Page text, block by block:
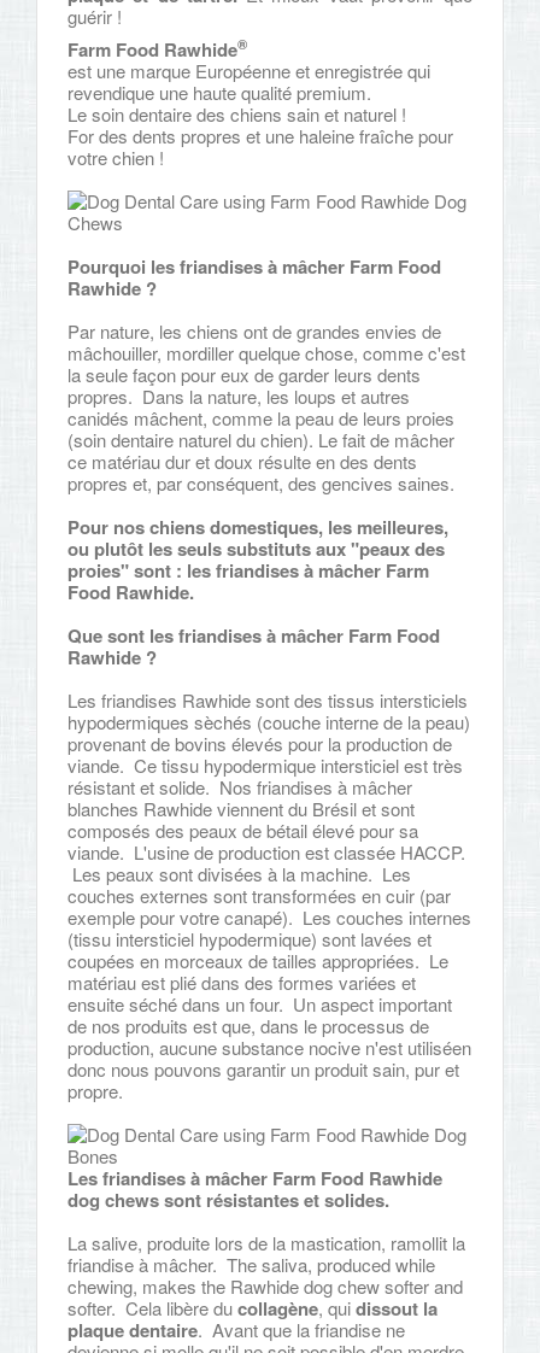
guérir !
Farm Food Rawhide®
est une marque Européenne et enregistrée qui
revendique une haute qualité premium.
Le soin dentaire des chiens sain et naturel !
For des dents propres et une haleine fraîche pour
votre chien !
Pourquoi les friandises à mâcher Farm Food
Rawhide ?
Par nature, les chiens ont de grandes envies de
mâchouiller, mordiller quelque chose, comme c'est
la seule façon pour eux de garder leurs dents
propres. Dans la nature, les loups et autres
canidés mâchent, comme la peau de leurs proies
(soin dentaire naturel du chien). Le fait de mâcher
ce matériau dur et doux résulte en des dents
propres et, par conséquent, des gencives saines.
Pour nos chiens domestiques, les meilleures,
ou plutôt les seuls substituts aux "peaux des
proies" sont : les friandises à mâcher Farm
Food Rawhide.
Que sont les friandises à mâcher Farm Food
Rawhide ?
Les friandises Rawhide sont des tissus intersticiels
hypodermiques sèchés (couche interne de la peau)
provenant de bovins élevés pour la production de
viande. Ce tissu hypodermique intersticiel est très
résistant et solide. Nos friandises à mâcher
blanches Rawhide viennent du Brésil et sont
composés des peaux de bétail élevé pour sa
viande. L'usine de production est classée HACCP.
Les peaux sont divisées à la machine. Les
couches externes sont transformées en cuir (par
exemple pour votre canapé). Les couches internes
(tissu intersticiel hypodermique) sont lavées et
coupées en morceaux de tailles appropriées. Le
matériau est plié dans des formes variées et
ensuite séché dans un four. Un aspect important
de nos produits est que, dans le processus de
production, aucune substance nocive n'est utiliséen
donc nous pouvons garantir un produit sain, pur et
propre.
Les friandises à mâcher Farm Food Rawhide
dog chews sont résistantes et solides.
La salive, produite lors de la mastication, ramollit la
friandise à mâcher. The saliva, produced while
chewing, makes the Rawhide dog chew softer and
softer. Cela libère ducollagène, quidissout la
plaque dentaire. Avant que la friandise ne